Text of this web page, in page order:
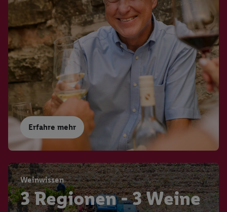
Erfahre mehr
Weinwissen
3 Regionen - 3 Weine